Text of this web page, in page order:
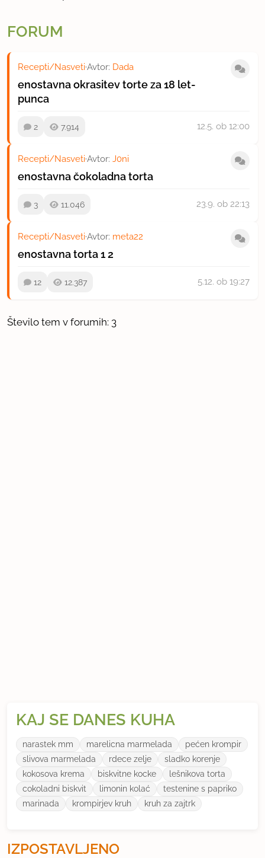
FORUM
Recepti/Nasveti·Avtor: Dada
enostavna okrasitev torte za 18 let-
punca
2 7.914 12.5. ob 12:00
Recepti/Nasveti·Avtor: J0ni
enostavna čokoladna torta
3 11.046 23.9. ob 22:13
Recepti/Nasveti·Avtor: meta22
enostavna torta1 2
12 12.387 5.12. ob 19:27
Število tem v forumih: 3
KAJ SE DANES KUHA
narastek mm marelicna marmelada
pećen krompir
slivova marmelada
rdece zelje
sladko korenje
kokosova krema
biskvitne kocke
lešnikova torta
cokoladni biskvit
limonin kolać
testenine s papriko
marinada
krompirjev kruh kruh za zajtrk
IZPOSTAVLJENO